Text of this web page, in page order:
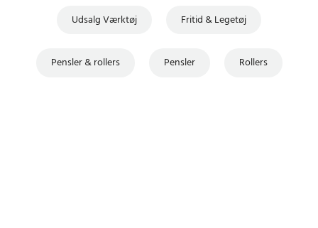
Udsalg Værktøj Fritid & Legetøj
Pensler & rollers Pensler Rollers